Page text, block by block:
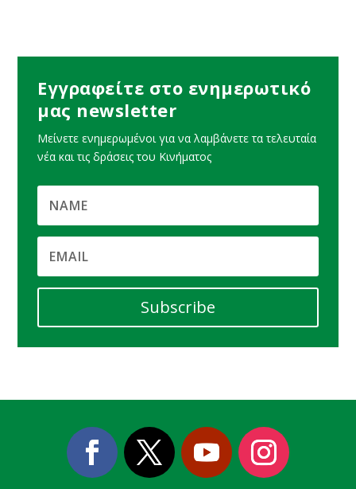
Εγγραφείτε στο ενημερωτικό
μας newsletter
Μείνετε ενημερωμένοι για να λαμβάνετε τα τελευταία
νέα και τις δράσεις του Κινήματος
Subscribe